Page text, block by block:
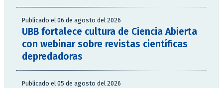
Publicado el 06 de agosto del 2026
UBB fortalece cultura de Ciencia Abierta
con webinar sobre revistas científicas
depredadoras
Publicado el 05 de agosto del 2026